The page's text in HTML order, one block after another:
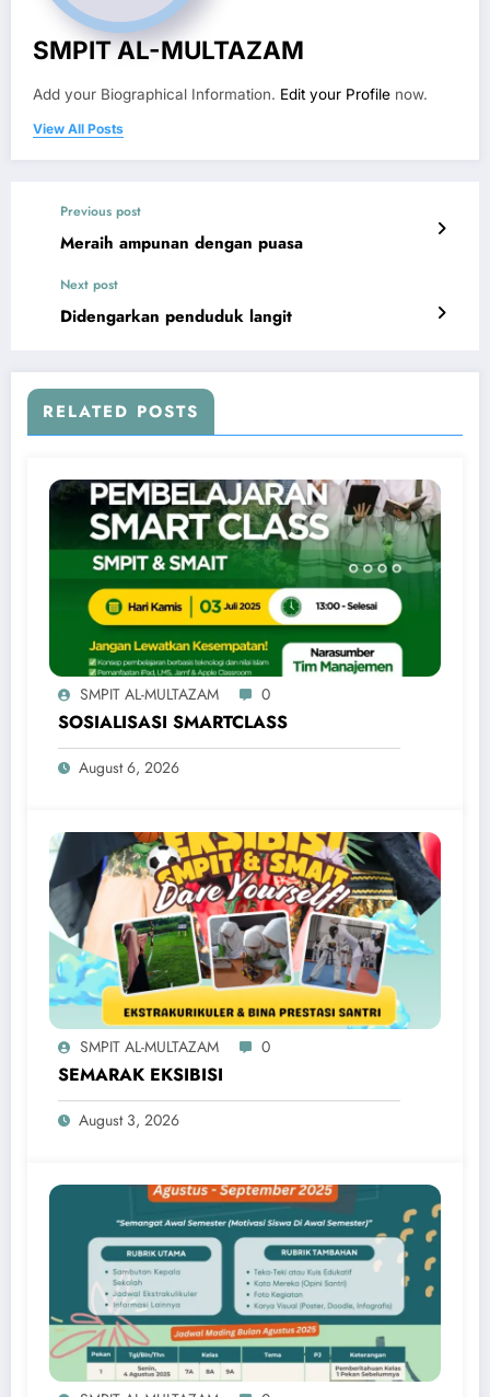
SMPIT AL-MULTAZAM
Add your Biographical Information. Edit your Profile now.
View All Posts
Previous post
Meraih ampunan dengan puasa
Next post
Didengarkan penduduk langit
RELATED POSTS
SMPIT AL-MULTAZAM 0
SOSIALISASI SMARTCLASS
August 6, 2026
SMPIT AL-MULTAZAM 0
SEMARAK EKSIBISI
August 3, 2026